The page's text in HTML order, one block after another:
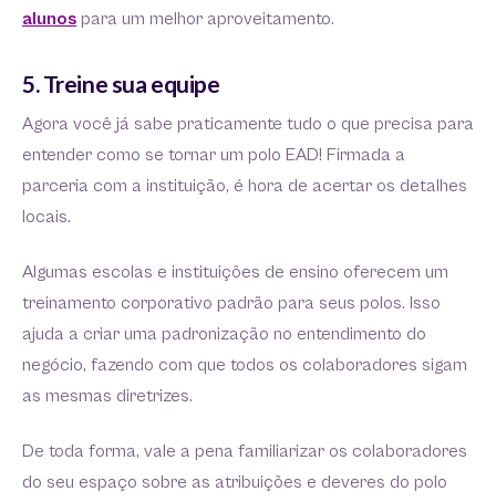
alunos para um melhor aproveitamento.
5. Treine sua equipe
Agora você já sabe praticamente tudo o que precisa para
entender como se tornar um polo EAD! Firmada a
parceria com a instituição, é hora de acertar os detalhes
locais.
Algumas escolas e instituições de ensino oferecem um
treinamento corporativo padrão para seus polos. Isso
ajuda a criar uma padronização no entendimento do
negócio, fazendo com que todos os colaboradores sigam
as mesmas diretrizes.
De toda forma, vale a pena familiarizar os colaboradores
do seu espaço sobre as atribuições e deveres do polo